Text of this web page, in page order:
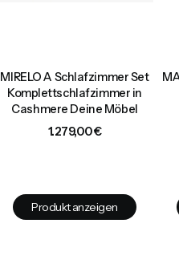
MIRELO A Schlafzimmer Set
Komplettschlafzimmer in
Cashmere Deine Möbel
Preis
1.279,00 €
Produkt anzeigen